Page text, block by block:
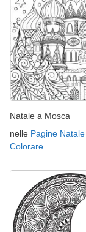
Natale a Mosca
nelle Pagine
Colorare